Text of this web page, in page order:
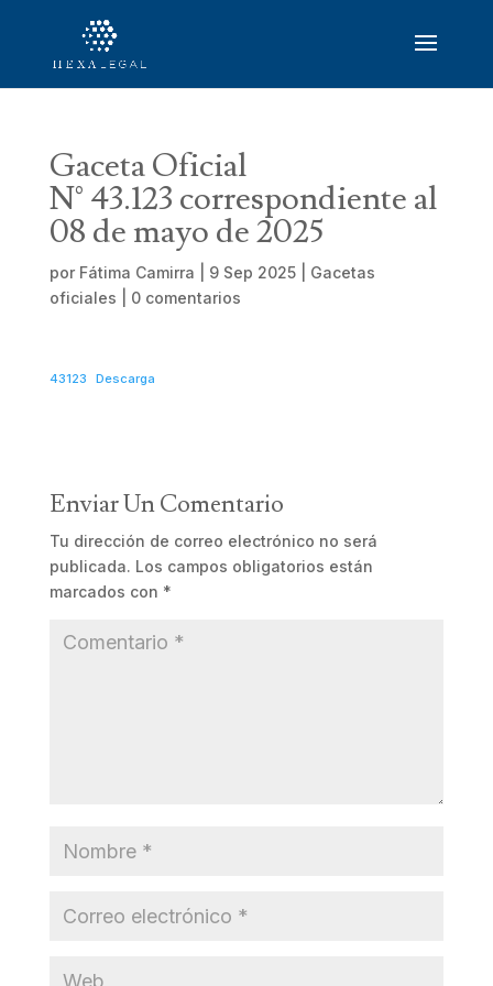
Gaceta Oficial
N° 43.123 correspondiente al
08 de mayo de 2025
por Fátima Camirra 9 Sep 2025| Gacetas
oficiales
0 comentarios
43123 Descarga
Enviar Un Comentario
Tu dirección de correo electrónico no será
publicada. Los campos obligatorios están
marcados con *